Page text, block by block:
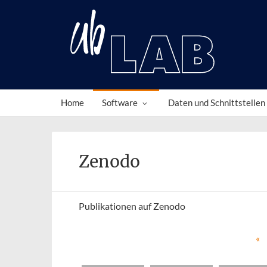
Home Software Daten und Schnittstellen
Search
Zenodo
Publi­ka­tio­nen auf Zenodo
«